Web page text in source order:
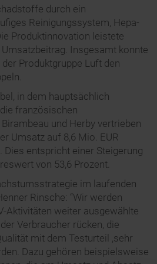
durch ein
Reinigungssystem, Hepa-
Produktinnovation leistete
Insgesamt konnte
Produktgruppe Luft den
in dem hauptsächlich
französischen
und Herby vertrieben
Umsatz auf 8,6 Mio. EUR
Dies entspricht einer Steigerung
von 53,6 Prozent.
im laufenden
Rinsche: “Wir werden
Aktivitäten weiter ausgewählte
Verbraucher rücken, die
mit dem Testurteil ,sehr
Dazu gehören beispielsweise